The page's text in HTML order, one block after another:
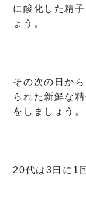
に酸化した精
ょう。
その次の日か
られた新鮮な
をしましょう。
20代は3日に1